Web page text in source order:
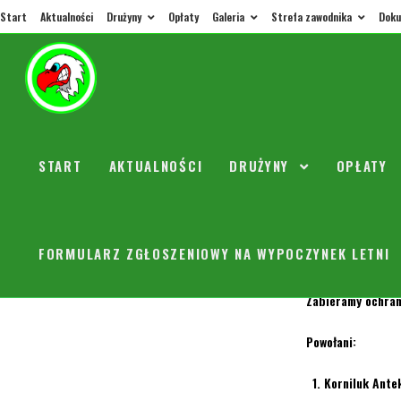
Start Aktualności Drużyny Opłaty Galeria Strefa zawodnika
START AKTUALNOŚCI DRUŻYNY OPŁATY
FORMULARZ ZGŁOSZENIOWY NA WYPOCZYNEK LETNI
Mecz o 11 00.
Zabieramy
Powołani:
Korniluk